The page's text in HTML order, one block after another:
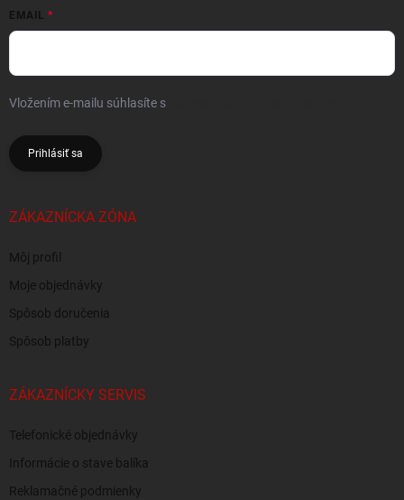
EMAIL
Vložením e-mailu súhlasíte s
Prihlásiť sa
ZÁKAZNÍCKA ZÓNA
Môj profil
Moje objednávky
Spôsob doručenia
Spôsob platby
ZÁKAZNÍCKY SERVIS
Telefonické objednávky
Informácie o stave balíka
Reklamačné podmienky